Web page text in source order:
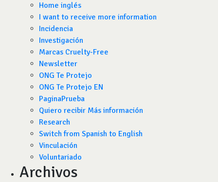
Home inglés
I want to receive more information
Incidencia
Investigación
Marcas Cruelty-Free
Newsletter
ONG Te Protejo
ONG Te Protejo EN
PaginaPrueba
Quiero recibir Más información
Research
Switch from Spanish to English
Vinculación
Voluntariado
Archivos